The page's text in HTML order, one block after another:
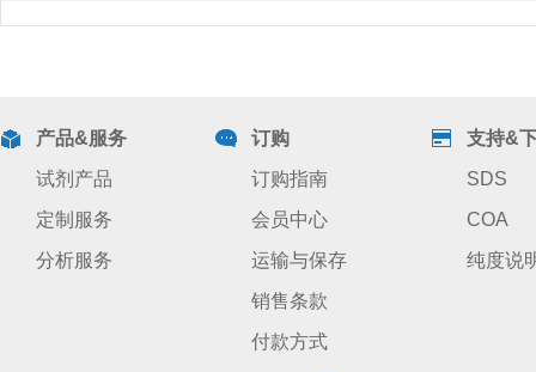
产品&服务
试剂产品
定制服务
分析服务
订购
订购指南
会员中心
运输与保存
销售条款
付款方式
支持&
SDS
COA
纯度说